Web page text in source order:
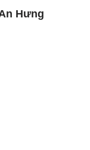
Hưng